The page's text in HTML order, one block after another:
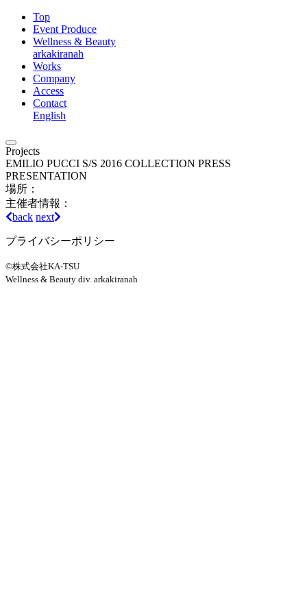
Top
Event Produce
Wellness & Beauty
arkakiranah
Works
Company
Access
Contact
English
Projects
EMILIO PUCCI S/S 2016 COLLECTION PRESS
PRESENTATION
場所：
主催者情報：
back next
プライバシーポリシー
©株式会社KA-TSU
Wellness & Beauty div. arkakiranah